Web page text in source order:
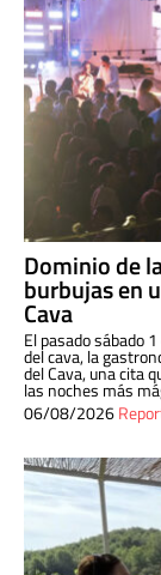
Dominio de
burbujas en
Cava
El pasado sábado
del cava, la
del Cava, una cita
las noches más
06/08/2026